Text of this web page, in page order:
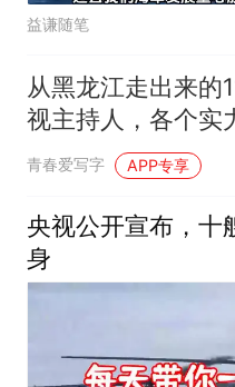
益谦随笔
从黑龙江走出来的
视主持人，各个实
凡，你认识几个？
青春爱写字 APP专享
央视公开宣布，十
身